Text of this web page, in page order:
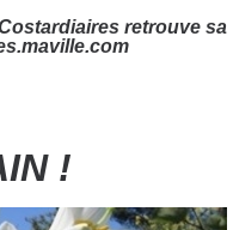
!